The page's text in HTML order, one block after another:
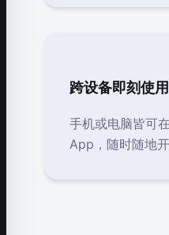
跨设备即刻使用
手机或电脑皆可
App，随时随地开